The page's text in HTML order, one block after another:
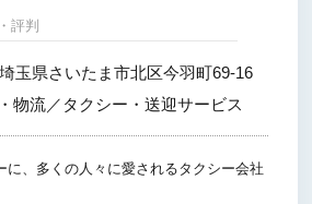
評判
玉県さいたま市北区今羽町69-16
物流／タクシー・送迎サービス
に、多くの人々に愛されるタクシー会社